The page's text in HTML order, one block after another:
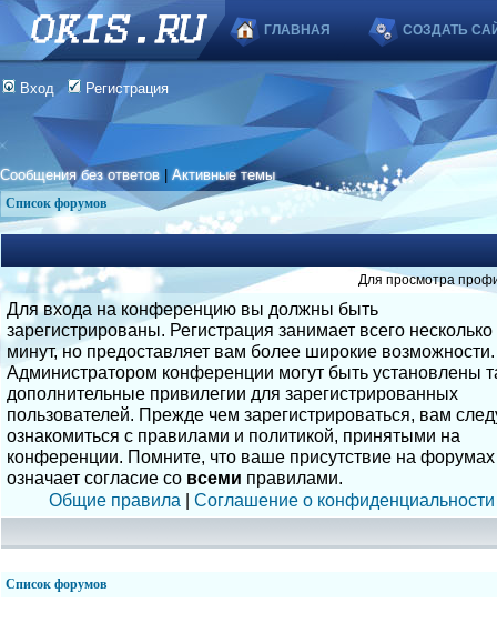
ГЛАВНАЯ СОЗДАТЬ
Вход Регистрация
Сообщения без ответов |Активные темы
Список форумов
Для просмотра
Для входа на конференцию вы должны быть
зарегистрированы. Регистрация занимает всего несколько
минут, но предоставляет вам более широкие возможности.
Администратором конференции могут быть установлены
дополнительные привилегии для зарегистрированных
пользователей. Прежде чем зарегистрироваться, вам
ознакомиться с правилами и политикой, принятыми на
конференции. Помните, что ваше присутствие на форумах
означает согласие со всеми правилами.
Общие правила | Соглашение о конфиденциальности
Список форумов